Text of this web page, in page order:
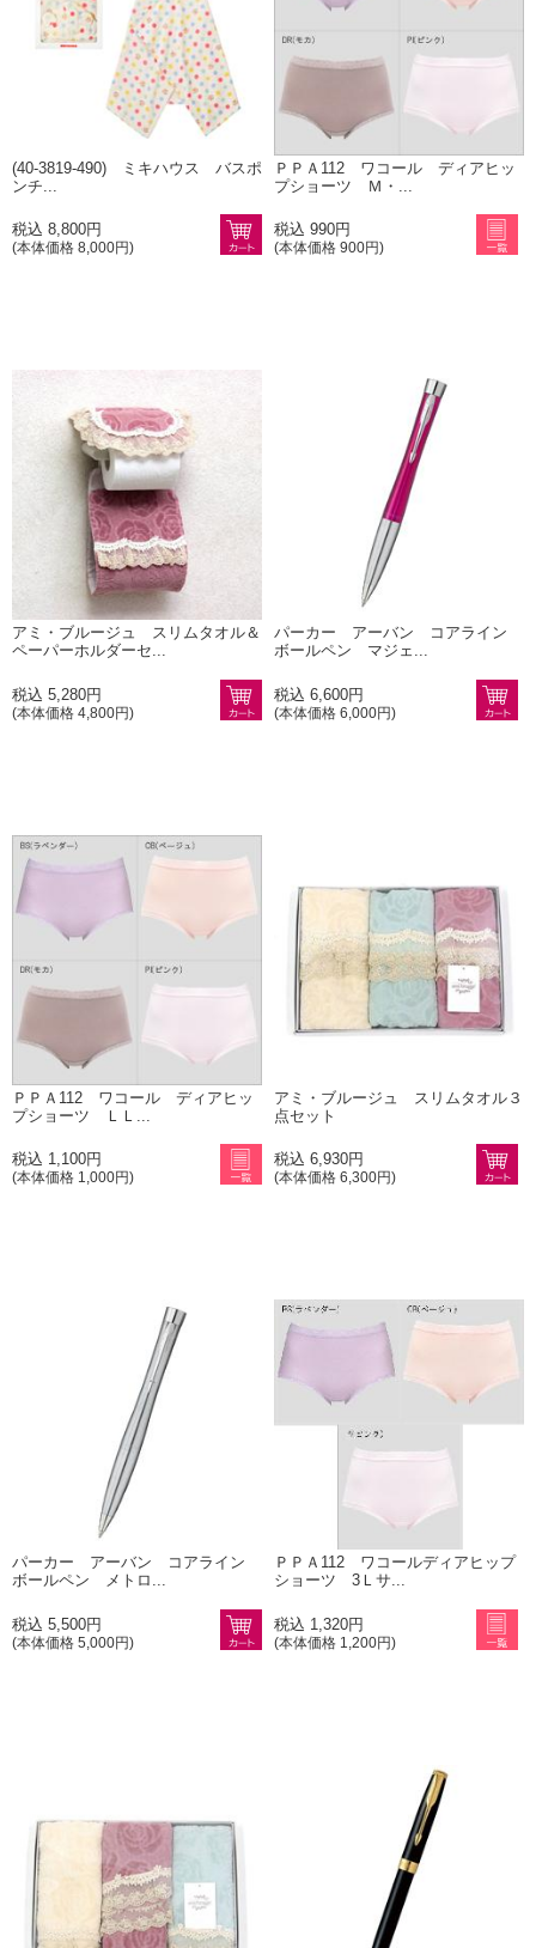
(40-3819-490) ミキハウス バスポ
ンチ...
税込 8,800円
(本体価格 8,000円)
ＰＰＡ112 ワコール ディアヒッ
プショーツ Ｍ・...
税込 990円
(本体価格 900円)
アミ・ブルージュ スリムタオル＆
ペーパーホルダーセ...
税込 5,280円
(本体価格 4,800円)
パーカー アーバン コアライン
ボールペン マジェ...
税込 6,600円
(本体価格 6,000円)
ＰＰＡ112 ワコール ディアヒッ
プショーツ ＬＬ...
税込 1,100円
(本体価格 1,000円)
アミ・ブルージュ スリムタオル３
点セット
税込 6,930円
(本体価格 6,300円)
パーカー アーバン コアライン
ボールペン メトロ...
税込 5,500円
(本体価格 5,000円)
ＰＰＡ112 ワコールディアヒップ
ショーツ 3Ｌサ...
税込 1,320円
(本体価格 1,200円)